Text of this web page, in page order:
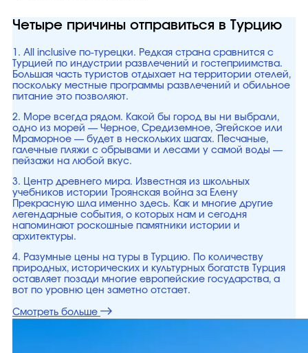
Четыре причины отправиться в Турцию
1. All inclusive по-турецки. Редкая страна сравнится с
Турцией по индустрии развлечений и гостеприимства.
Большая часть туристов отдыхает на территории отелей,
поскольку местные программы развлечений и обильное
питание это позволяют.
2. Море всегда рядом. Какой бы город вы ни выбрали,
одно из морей — Черное, Средиземное, Эгейское или
Мраморное — будет в нескольких шагах. Песчаные,
галечные пляжи с обрывами и лесами у самой воды —
пейзажи на любой вкус.
3. Центр древнего мира. Известная из школьных
учебников истории Троянская война за Елену
Прекрасную шла именно здесь. Как и многие другие
легендарные события, о которых нам и сегодня
напоминают роскошные памятники истории и
архитектуры.
4. Разумные цены на туры в Турцию. По количеству
природных, исторических и культурных богатств Турция
оставляет позади многие европейские государства, а
вот по уровню цен заметно отстает.
Смотреть больше